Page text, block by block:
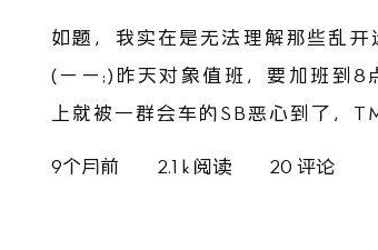
如题，我实在是无法理解那些乱
(ーー;)昨天对象值班，要加班到8
上就被一群会车的SB恶心到了，
9个月前 2.1 k 阅读 20 评论